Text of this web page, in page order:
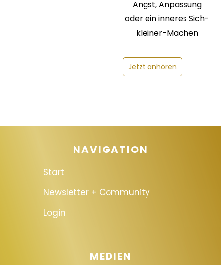
Angst, Anpassung
oder ein inneres Sich-
kleiner-Machen
Jetzt anhören
NAVIGATION
Start
Newsletter + Community
Login
MEDIEN